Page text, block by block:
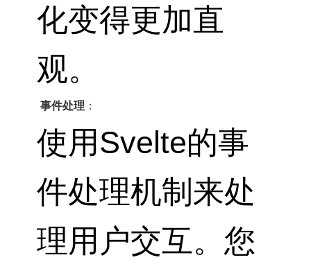
化变得更加直
观。
事件处理 ：
使用Svelte的事
件处理机制来处
理用户交互。您